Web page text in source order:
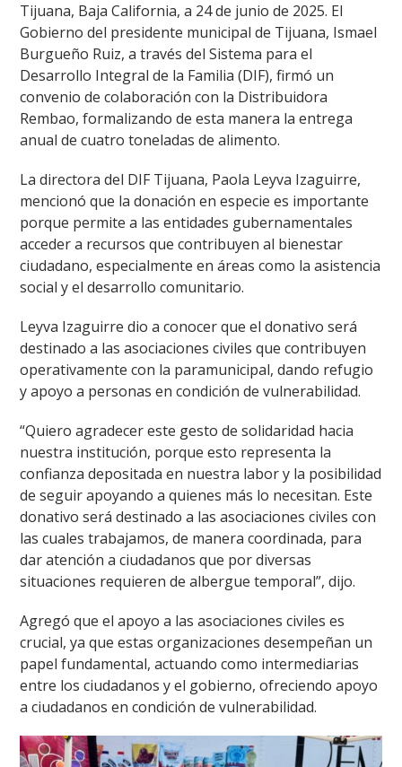
Tijuana, Baja California, a 24 de junio de 2025. El
Gobierno del presidente municipal de Tijuana, Ismael
Burgueño Ruiz, a través del Sistema para el
Desarrollo Integral de la Familia (DIF), firmó un
convenio de colaboración con la Distribuidora
Rembao, formalizando de esta manera la entrega
anual de cuatro toneladas de alimento.
La directora del DIF Tijuana, Paola Leyva Izaguirre,
mencionó que la donación en especie es importante
porque permite a las entidades gubernamentales
acceder a recursos que contribuyen al bienestar
ciudadano, especialmente en áreas como la asistencia
social y el desarrollo comunitario.
Leyva Izaguirre dio a conocer que el donativo será
destinado a las asociaciones civiles que contribuyen
operativamente con la paramunicipal, dando refugio
y apoyo a personas en condición de vulnerabilidad.
“Quiero agradecer este gesto de solidaridad hacia
nuestra institución, porque esto representa la
confianza depositada en nuestra labor y la posibilidad
de seguir apoyando a quienes más lo necesitan. Este
donativo será destinado a las asociaciones civiles con
las cuales trabajamos, de manera coordinada, para
dar atención a ciudadanos que por diversas
situaciones requieren de albergue temporal”, dijo.
Agregó que el apoyo a las asociaciones civiles es
crucial, ya que estas organizaciones desempeñan un
papel fundamental, actuando como intermediarias
entre los ciudadanos y el gobierno, ofreciendo apoyo
a ciudadanos en condición de vulnerabilidad.